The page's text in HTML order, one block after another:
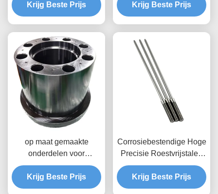
onderdelen Bewerking
Services Op maat
metalen onderdelen voor
machines
Krijg Beste Prijs
Graveren Voorbeeld Moet
Voorbeeldkosten Betalen
Krijg Beste Prijs
op maat gemaakte
onderdelen voor
precisieflens
Krijg Beste Prijs
Corrosiebestendige Hoge
Precisie Roestvrijstalen
As Aanpasbare CNC
Gefreesde Asdelen
Krijg Beste Prijs